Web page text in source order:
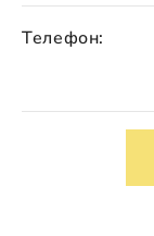
Телефон: